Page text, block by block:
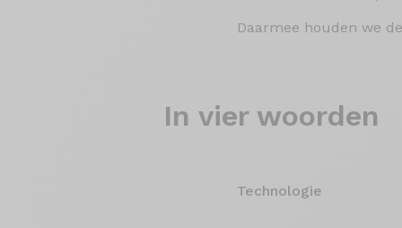
Daarmee houden we
In vier woorden
Technologie